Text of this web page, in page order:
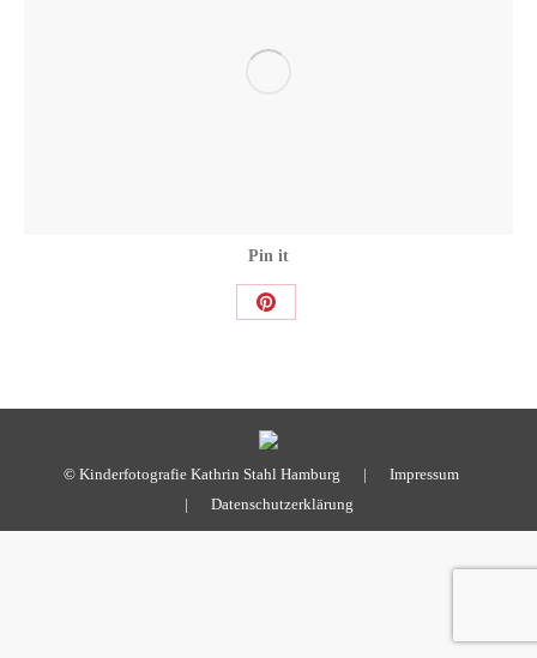
Pin it
Share
© Kinderfotografie Kathrin Stahl Hamburg | Impressum
| Datenschutzerklärung